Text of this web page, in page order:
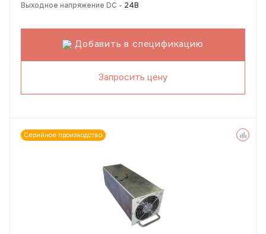
Выходное напряжение DC - 24В
Добавить в спецификацию
Запросить цену
Серийное производство